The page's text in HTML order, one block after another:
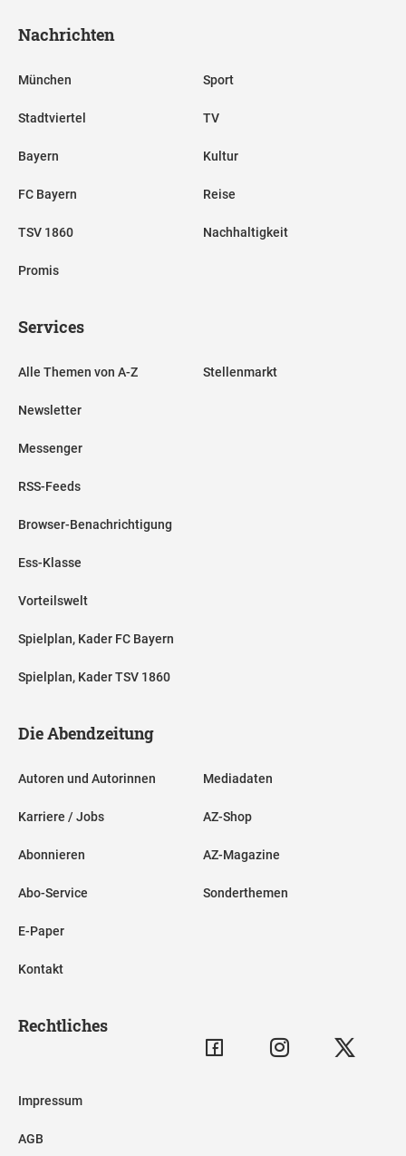
Nachrichten
München
Stadtviertel
Bayern
FC Bayern
TSV 1860
Promis
Sport
TV
Kultur
Reise
Nachhaltigkeit
Services
Alle Themen von A-Z
Newsletter
Messenger
RSS-Feeds
Browser-Benachrichtigung
Ess-Klasse
Vorteilswelt
Spielplan, Kader FC Bayern
Spielplan, Kader TSV 1860
Stellenmarkt
Die Abendzeitung
Autoren und Autorinnen
Karriere / Jobs
Abonnieren
Abo-Service
E-Paper
Kontakt
Mediadaten
AZ-Shop
AZ-Magazine
Sonderthemen
Rechtliches
Impressum
AGB